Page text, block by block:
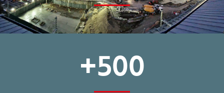
+500